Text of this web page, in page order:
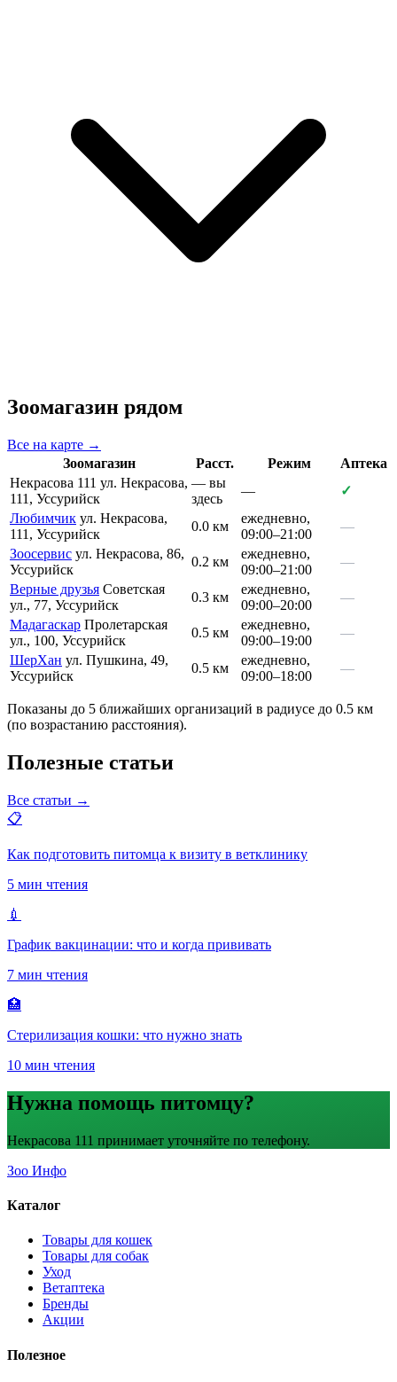
Зоомагазин рядом
Все на карте →
Зоомагазин
Расст. Режим
Аптека
Некрасова 111 ул. Некрасова,
111, Уссурийск
— вы
здесь
—
✓
Любимчик ул. Некрасова,
111, Уссурийск
0.0 км
ежедневно,
09:00–21:00
—
Зоосервис ул. Некрасова, 86,
Уссурийск
0.2 км
ежедневно,
09:00–21:00
—
Верные друзья Советская
ул., 77, Уссурийск
0.3 км
ежедневно,
09:00–20:00
—
Мадагаскар Пролетарская
ул., 100, Уссурийск
0.5 км
ежедневно,
09:00–19:00
—
ШерХан ул. Пушкина, 49,
Уссурийск
0.5 км
ежедневно,
09:00–18:00
—
Показаны до 5 ближайших организаций в радиусе до 0.5 км
(по возрастанию расстояния).
Полезные статьи
Все статьи →
📋
Как подготовить питомца к визиту в ветклинику
5 мин чтения
💉
График вакцинации: что и когда прививать
7 мин чтения
🏥
Стерилизация кошки: что нужно знать
10 мин чтения
Нужна помощь питомцу?
Некрасова 111 принимает уточняйте по телефону.
Зоо Инфо
Каталог
Товары для кошек
Товары для собак
Уход
Ветаптека
Бренды
Акции
Полезное